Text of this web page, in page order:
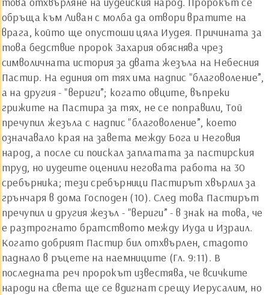
обръща към Ливан с молба да отвори вратите на
врага, който ще опустоши цяла Иудея. Причината за
това бедствие пророк Захария обяснява чрез
символичната история за двата жезъла на Небесния
Пастир. На единия от тях има надпис "благоволение”,
а на другия - "вериги”; когато овците, въпреки
грижите на Пастира за тях, не се поправили, Той
пречупил жезъла с надпис "благоволение”, което
означавало края на завета между Бога и Неговия
народ, а после си поискал заплатата за пастирския
труд, но иудеите оценили неговата работа на 30
сребърника; тези сребърници Пастирът хвърлил за
грънчаря в дома Господен (10). След това Пастирът
пречупил и другия жезъл - "вериги” - в знак на това, че
е разтрогнато братството между Иуда и Израил.
Когато добрият Пастир бил отхвърлен, стадото
паднало в ръцете на наемниците (Гл. 9:11). В
последната реч пророкът известява, че всичките
народи на света ще се вдигнат срещу Иерусалим, но